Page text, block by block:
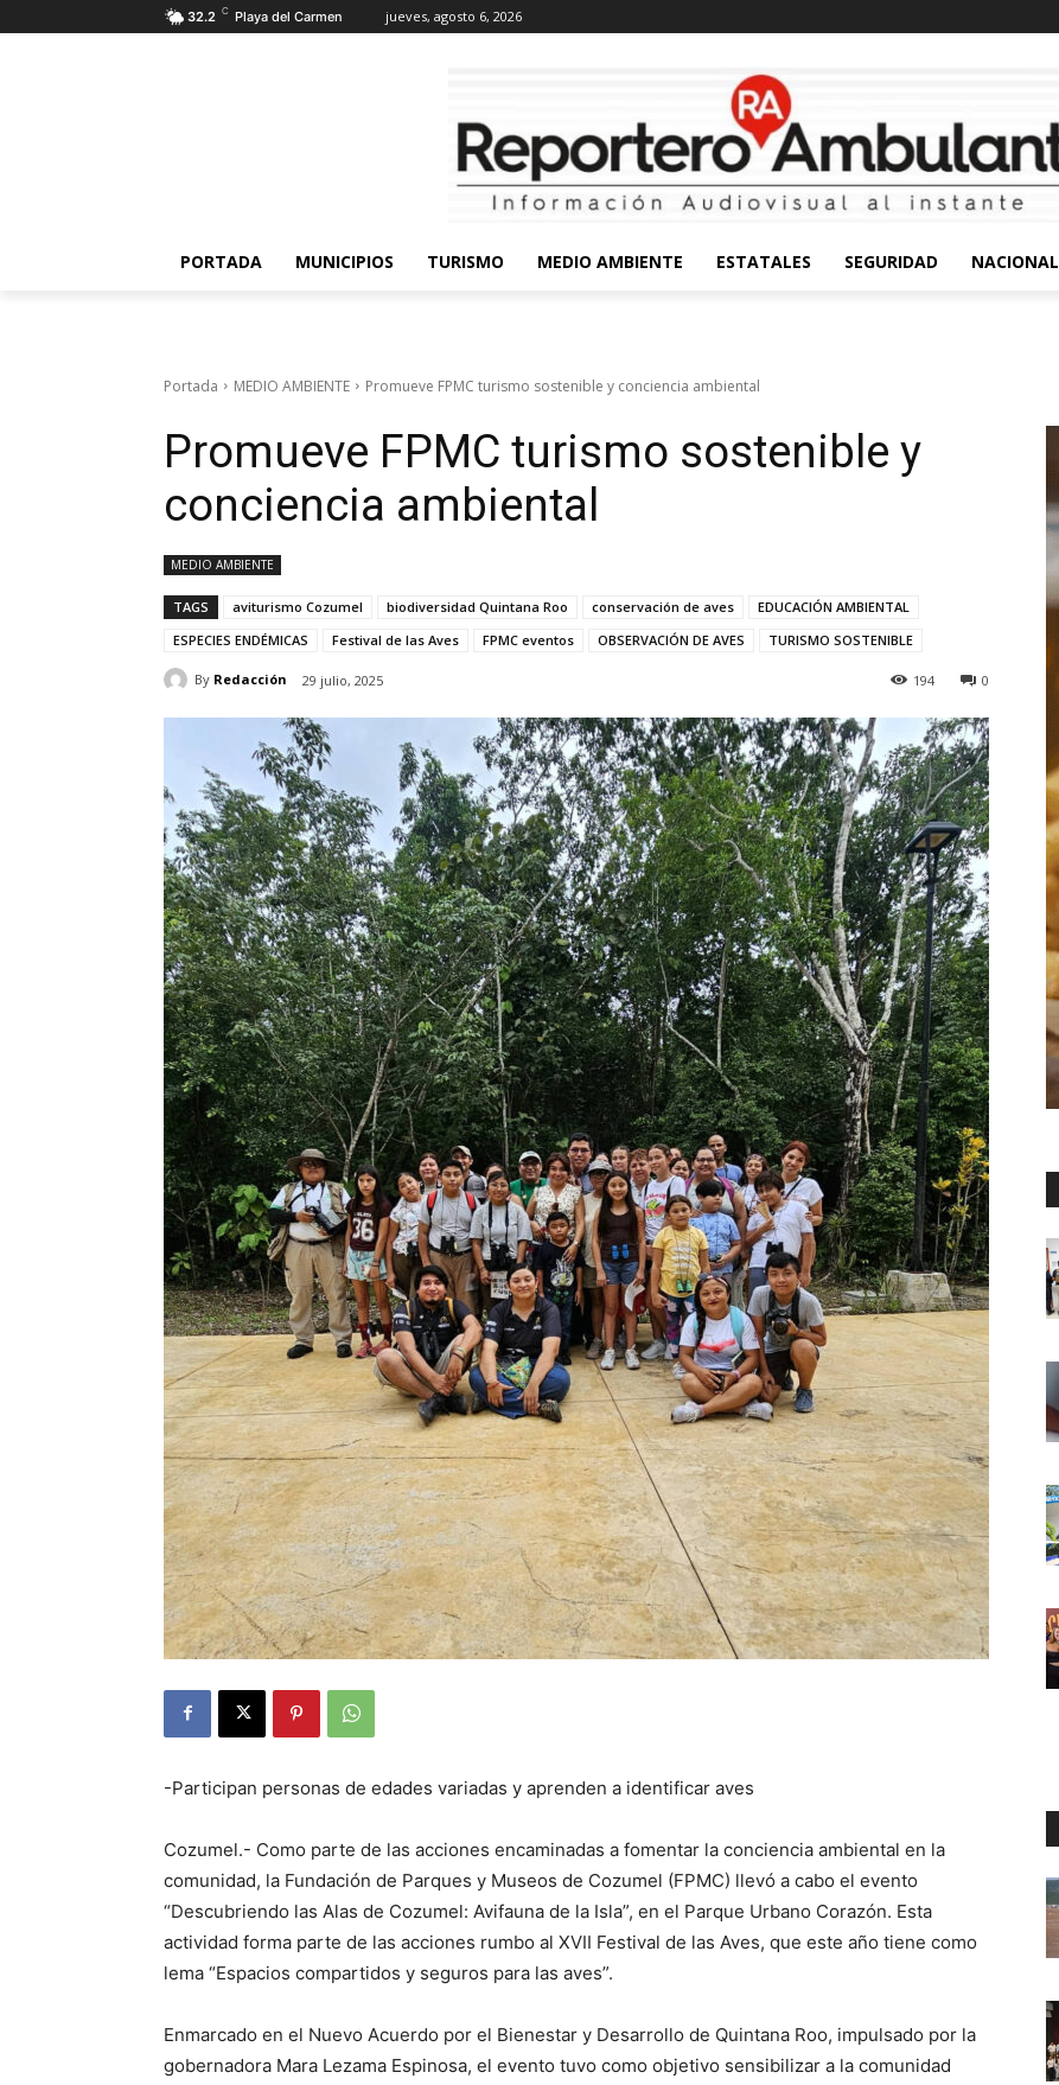
32.2 C Playa del Carmen jueves, agosto 6, 2026
PORTADA MUNICIPIOS TURISMO MEDIO AMBIENTE ESTATALES SEGURIDAD NACIONAL
Portada MEDIO AMBIENTE Promueve FPMC turismo sostenible y conciencia ambiental
Promueve FPMC turismo sostenible y
conciencia ambiental
MEDIO AMBIENTE
TAGS aviturismo Cozumel biodiversidad Quintana Roo conservación de aves
EDUCACIÓN AMBIENTAL
ESPECIES ENDÉMICAS
Festival de las Aves FPMC eventos OBSERVACIÓN DE AVES TURISMO SOSTENIBLE
By Redacción 29 julio, 2025 0
194
-Participan personas de edades variadas y aprenden a identificar aves
Cozumel.- Como parte de las acciones encaminadas a fomentar la conciencia ambiental en la
comunidad, la Fundación de Parques y Museos de Cozumel (FPMC) llevó a cabo el evento
“Descubriendo las Alas de Cozumel: Avifauna de la Isla”, en el Parque Urbano Corazón. Esta
actividad forma parte de las acciones rumbo al XVII Festival de las Aves, que este año tiene como
lema “Espacios compartidos y seguros para las aves”.
Enmarcado en el Nuevo Acuerdo por el Bienestar y Desarrollo de Quintana Roo, impulsado por la
gobernadora Mara Lezama Espinosa, el evento tuvo como objetivo sensibilizar a la comunidad